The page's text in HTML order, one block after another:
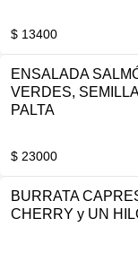
$ 13400
ENSALADA
VERDES,
PALTA
$ 23000
BURRATA
CHERRY y UN